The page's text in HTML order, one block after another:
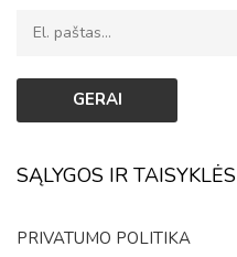
SĄLYGOS IR TAISYKLĖS
PRIVATUMO POLITIKA